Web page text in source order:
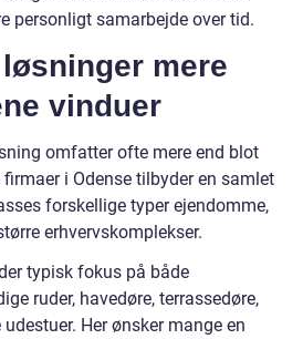
personligt samarbejde over tid.
mere
vinduer
omfatter ofte mere end blot
i Odense tilbyder en samlet
forskellige typer ejendomme,
erhvervskomplekser.
typisk fokus på både
ruder, havedøre, terrassedøre,
Her ønsker mange en